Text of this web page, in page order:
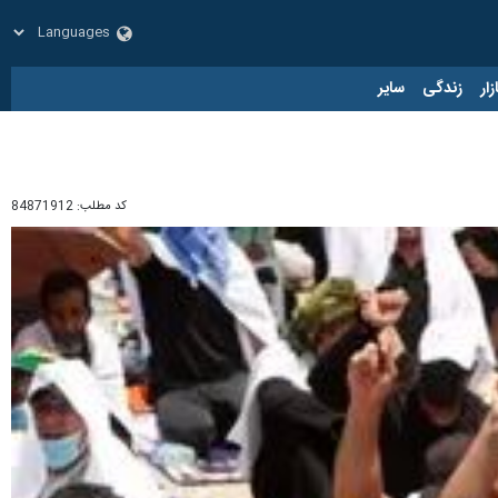
زندگی سایر
کد مطلب: 84871912